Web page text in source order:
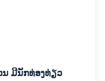
ມີນັກທ່ອງທ່ຽວ